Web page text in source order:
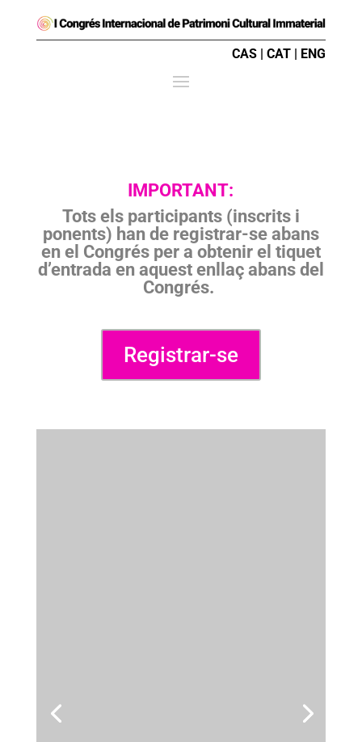
CAS |CAT | ENG
IMPORTANT:
Tots els participants (inscrits i
ponents) han de registrar-se abans
en el Congrés per a obtenir el tiquet
d’entrada en aquest enllaç abans del
Congrés.
Registrar-se